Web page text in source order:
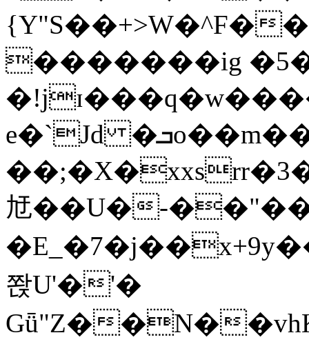
{Y"S��+>W�^F�
�������ig
e�`Jd �ܒo��m��1��d|
㝼��U�-
쫝U'�'�
Gǖ"Z��N�